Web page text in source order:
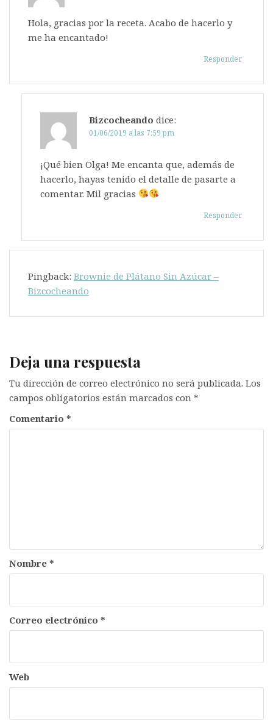
Hola, gracias por la receta. Acabo de hacerlo y
me ha encantado!
Responder
Bizcocheando dice:
01/06/2019 a las 7:59 pm
¡Qué bien Olga! Me encanta que, además de
hacerlo, hayas tenido el detalle de pasarte a
comentar. Mil gracias
Responder
Pingback: Brownie de Plátano Sin Azúcar –
Bizcocheando
Deja una respuesta
Tu dirección de correo electrónico no será publicada. Los
campos obligatorios están marcados con *
Comentario *
Nombre *
Correo electrónico *
Web